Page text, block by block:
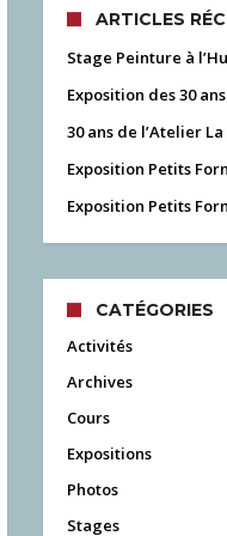
ARTICLES
Stage Peinture à
Exposition des 30
30 ans de l’Atelier
Exposition Petits
Exposition Petits
CATÉGORIES
Activités
Archives
Cours
Expositions
Photos
Stages